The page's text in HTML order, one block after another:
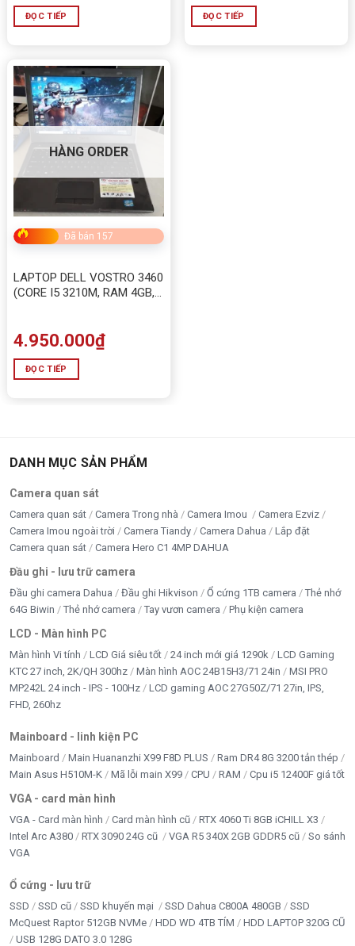
ĐỌC TIẾP ĐỌC TIẾP
HÀNG ORDER
Đã bán 157
LAPTOP DELL VOSTRO 3460
(CORE I5 3210M, RAM 4GB,
4.950.000₫
ĐỌC TIẾP
DANH MỤC SẢN PHẨM
Camera quan sát
Camera quan sát Camera Trong nhà Camera Imou
Camera Ezviz
Camera Imou ngoài trời
Camera Tiandy Camera Dahua
Lắp đặt
Camera quan sát
Camera Hero C1 4MP DAHUA
Đầu ghi - lưu trữ camera
Đầu ghi camera Dahua Đầu ghi Hikvison Ổ cứng 1TB camera
Thẻ nhớ
64G Biwin
Thẻ nhớ camera Tay vươn camera Phụ kiện camera
LCD - Màn hình PC
Màn hình Vi tính LCD Giá siêu tốt 24 inch mới giá 1290k
LCD Gaming
KTC 27 inch, 2K/QH 300hz
Màn hình AOC 24B15H3/71 24in
MSI PRO
MP242L 24 inch - IPS - 100Hz
LCD gaming AOC 27G50Z/71 27in, IPS,
FHD, 260hz
Mainboard - linh kiện PC
Mainboard Main Huananzhi X99 F8D PLUS
Ram DR4 8G 3200 tản thép
Main Asus H510M-K
Mã lỗi main X99 CPU RAM Cpu i5 12400F giá tốt
VGA - card màn hình
VGA - Card màn hình Card màn hình cũ
RTX 4060 Ti 8GB iCHILL X3
Intel Arc A380
RTX 3090 24G cũ VGA R5 340X 2GB GDDR5 cũ
So sánh
VGA
Ổ cứng - lưu trữ
SSD SSD cũ SSD khuyến mại SSD Dahua C800A 480GB
SSD
McQuest Raptor 512GB NVMe
HDD WD 4TB TÍM
HDD LAPTOP 320G CŨ
USB 128G DATO 3.0 128G